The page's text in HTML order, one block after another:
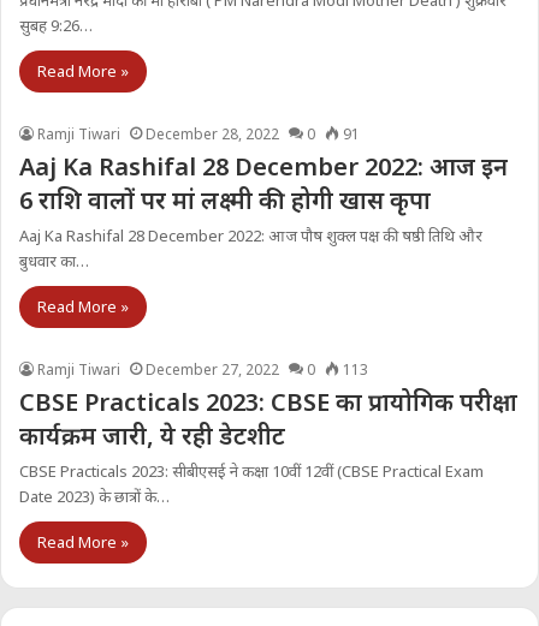
सुबह 9:26…
Read More »
Ramji Tiwari December 28, 2022 0 91
Aaj Ka Rashifal 28 December 2022: आज इन
6 राशि वालों पर मां लक्ष्मी की होगी खास कृपा
Aaj Ka Rashifal 28 December 2022: आज पौष शुक्ल पक्ष की षष्ठी तिथि और
बुधवार का…
Read More »
Ramji Tiwari December 27, 2022 0 113
CBSE Practicals 2023: CBSE का प्रायोगिक परीक्षा
कार्यक्रम जारी, ये रही डेटशीट
CBSE Practicals 2023: सीबीएसई ने कक्षा 10वीं 12वीं (CBSE Practical Exam
Date 2023) के छात्रों के…
Read More »